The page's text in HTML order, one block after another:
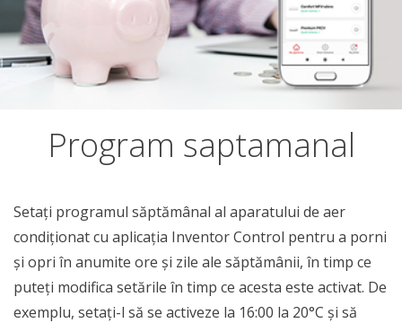
Program saptamanal
Setați programul săptămânal al aparatului de aer
condiționat cu aplicația Inventor Control pentru a porni
și opri în anumite ore și zile ale săptămânii, în timp ce
puteți modifica setările în timp ce acesta este activat. De
exemplu, setați-l să se activeze la 16:00 la 20°C și să